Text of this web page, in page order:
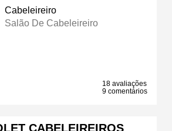
Cabeleireiro
Salão De Cabeleireiro
18 avaliações
9 comentários
CABELEIREIROS